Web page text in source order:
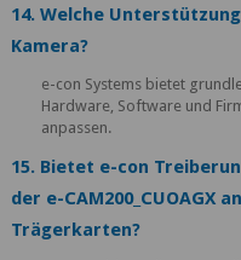
14. Welche
Kamera?
e-con Systems bietet
Hardware, Software und
anpassen.
15. Bietet e-con
der e-CAM200_CUOAGX
Trägerkarten?